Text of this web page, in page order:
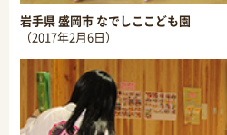
岩手県 盛岡市 なでしここども園
（2017年2月6日）